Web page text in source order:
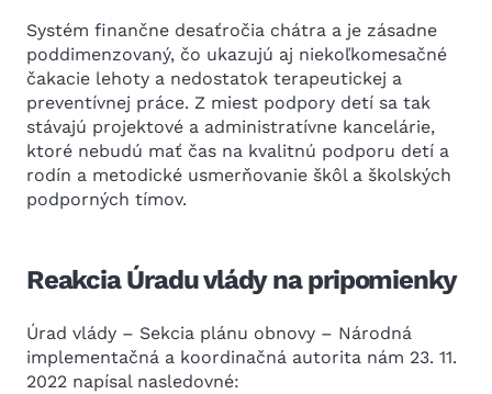
Systém finančne desaťročia chátra a je zásadne
poddimenzovaný, čo ukazujú aj niekoľkomesačné
čakacie lehoty a nedostatok terapeutickej a
preventívnej práce. Z miest podpory detí sa tak
stávajú projektové a administratívne kancelárie,
ktoré nebudú mať čas na kvalitnú podporu detí a
rodín a metodické usmerňovanie škôl a školských
podporných tímov.
Reakcia Úradu vlády na pripomienky
Úrad vlády – Sekcia plánu obnovy – Národná
implementačná a koordinačná autorita nám 23. 11.
2022 napísal nasledovné: